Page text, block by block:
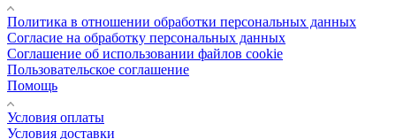
Политика в отношении обработки персональных данных
Cогласие на обработку персональных данных
Cоглашение об использовании файлов cookie
Пользовательское соглашение
Помощь
Условия оплаты
Условия доставки